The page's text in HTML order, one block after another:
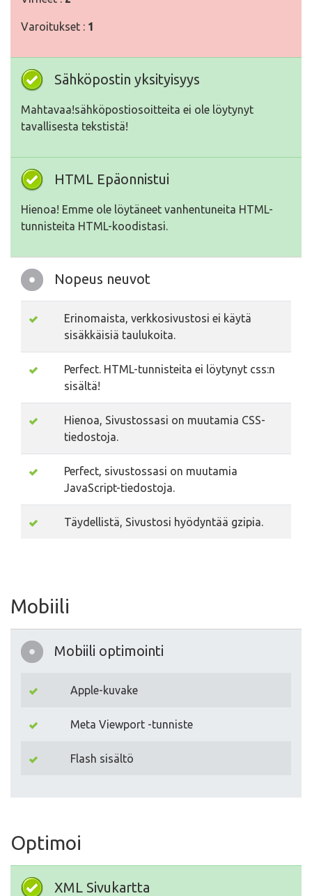
Varoitukset : 1
Sähköpostin yksityisyys
Mahtavaa!sähköpostiosoitteita ei ole löytynyt
tavallisesta tekstistä!
HTML Epäonnistui
Hienoa! Emme ole löytäneet vanhentuneita HTML-
tunnisteita HTML-koodistasi.
Nopeus neuvot
Erinomaista, verkkosivustosi ei käytä
sisäkkäisiä taulukoita.
Perfect. HTML-tunnisteita ei löytynyt css:n
sisältä!
Hienoa, Sivustossasi on muutamia CSS-
tiedostoja.
Perfect, sivustossasi on muutamia
JavaScript-tiedostoja.
Täydellistä, Sivustosi hyödyntää gzipia.
Mobiili
Mobiili optimointi
Apple-kuvake
Meta Viewport -tunniste
Flash sisältö
Optimoi
XML Sivukartta